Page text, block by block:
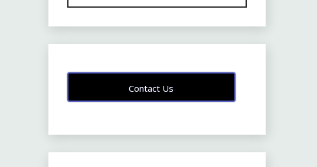
Contact Us